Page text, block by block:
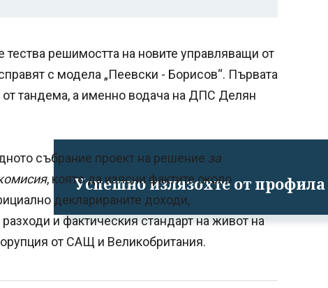
Успешно излязохте от профила
решимостта на новите управляващи от
с модела „Пеевски - Борисов“. Първата
тандема, а именно водача на ДПС Делян
събрание проект на решение за
, която да изясни фактите около
декларираните доходи,
и фактическия стандарт на живот на
от САЩ и Великобритания.